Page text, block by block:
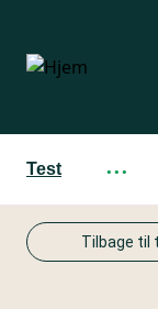
hovedindhold
Test ···
Tilbage til